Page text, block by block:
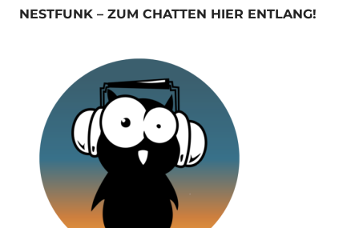
NESTFUNK – ZUM CHATTEN HIER ENTLANG!